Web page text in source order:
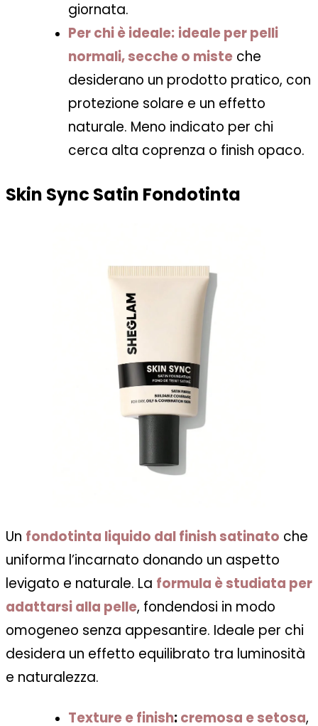
giornata.
Per chi è ideale: ideale per pelli
normali, secche o miste che
desiderano un prodotto pratico, con
protezione solare e un effetto
naturale. Meno indicato per chi
cerca alta coprenza o finish opaco.
Skin Sync Satin Fondotinta
Un fondotinta liquido dal finish satinato che
uniforma l’incarnato donando un aspetto
levigato e naturale. La formula è studiata per
adattarsi alla pelle, fondendosi in modo
omogeneo senza appesantire. Ideale per chi
desidera un effetto equilibrato tra luminosità
e naturalezza.
Texture e finish:cremosa e setosa,